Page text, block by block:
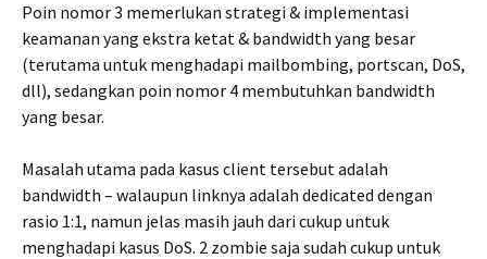
Poin nomor 3 memerlukan strategi & implementasi
keamanan yang ekstra ketat & bandwidth yang besar
(terutama untuk menghadapi mailbombing, portscan, DoS,
dll), sedangkan poin nomor 4 membutuhkan bandwidth
yang besar.
Masalah utama pada kasus client tersebut adalah
bandwidth – walaupun linknya adalah dedicated dengan
rasio 1:1, namun jelas masih jauh dari cukup untuk
menghadapi kasus DoS. 2 zombie saja sudah cukup untuk